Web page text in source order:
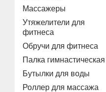
Массажеры
Утяжелители для
фитнеса
Обручи для фитнеса
Палка гимнастическая
Бутылки для воды
Роллер для массажа